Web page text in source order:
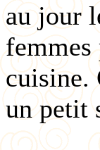
au jour
femmes
cuisine.
un petit